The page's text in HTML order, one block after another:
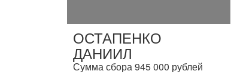
ОСТАПЕНКО
ДАНИИЛ
Сумма сбора 945 000 рублей